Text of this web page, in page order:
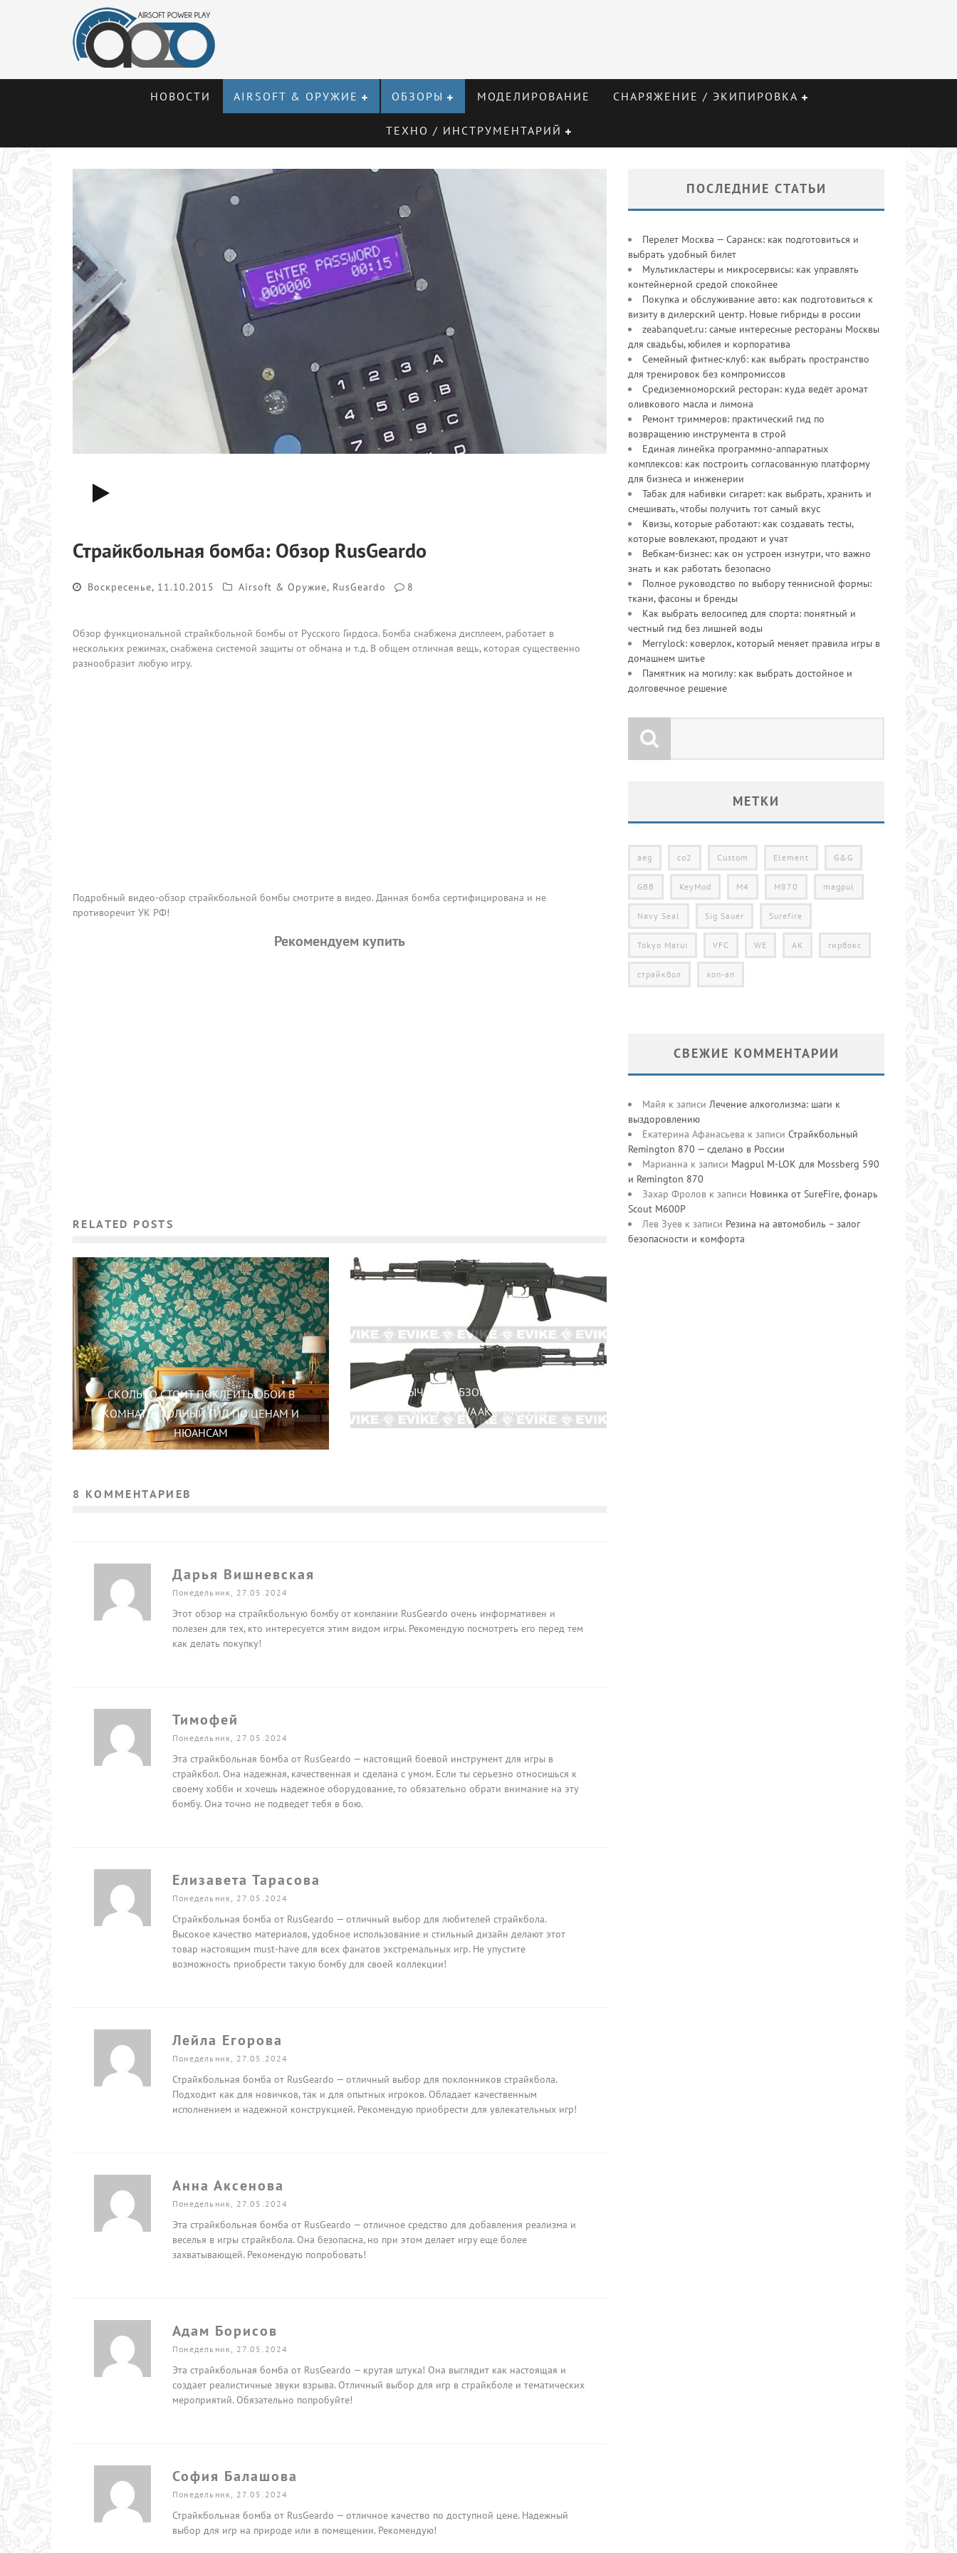
НОВОСТИ AIRSOFT & ОРУЖИЕ ОБЗОРЫ МОДЕЛИРОВАНИЕ СНАРЯЖЕНИЕ / ЭКИПИРОВКА
ТЕХНО / ИНСТРУМЕНТАРИЙ
Страйкбольная бомба: Обзор RusGeardo
Воскресенье, 11.10.2015 Airsoft & Оружие, RusGeardo 8
Обзор функциональной страйкбольной бомбы от Русского Гирдоса. Бомба снабжена дисплеем, работает в
нескольких режимах, снабжена системой защиты от обмана и т.д. В общем отличная вещь, которая существенно
разнообразит любую игру.
Подробный видео-обзор страйкбольной бомбы смотрите в видео. Данная бомба сертифицирована и не
противоречит УК РФ!
Рекомендуем купить
RELATED POSTS
СКОЛЬКО СТОИТ ПОКЛЕИТЬ ОБОИ В
КОМНАТЕ: ПОЛНЫЙ ГИД ПО ЦЕНАМ И
НЮАНСАМ
АНГЛОЯЗЫЧНЫЙ ОБЗОР НА СТРАЙКБОЛЬНЫЙ
AK-74 — KWA AKR-74M ERG
8 КОММЕНТАРИЕВ
Дарья Вишневская
Понедельник, 27.05.2024
Этот обзор на страйкбольную бомбу от компании RusGeardo очень информативен и
полезен для тех, кто интересуется этим видом игры. Рекомендую посмотреть его перед тем
как делать покупку!
Тимофей
Понедельник, 27.05.2024
Эта страйкбольная бомба от RusGeardo — настоящий боевой инструмент для игры в
страйкбол. Она надежная, качественная и сделана с умом. Если ты серьезно относишься к
своему хобби и хочешь надежное оборудование, то обязательно обрати внимание на эту
бомбу. Она точно не подведет тебя в бою.
Елизавета Тарасова
Понедельник, 27.05.2024
Страйкбольная бомба от RusGeardo — отличный выбор для любителей страйкбола.
Высокое качество материалов, удобное использование и стильный дизайн делают этот
товар настоящим must-have для всех фанатов экстремальных игр. Не упустите
возможность приобрести такую бомбу для своей коллекции!
Лейла Егорова
Понедельник, 27.05.2024
Страйкбольная бомба от RusGeardo — отличный выбор для поклонников страйкбола.
Подходит как для новичков, так и для опытных игроков. Обладает качественным
исполнением и надежной конструкцией. Рекомендую приобрести для увлекательных игр!
Анна Аксенова
Понедельник, 27.05.2024
Эта страйкбольная бомба от RusGeardo — отличное средство для добавления реализма и
веселья в игры страйкбола. Она безопасна, но при этом делает игру еще более
захватывающей. Рекомендую попробовать!
Адам Борисов
Понедельник, 27.05.2024
Эта страйкбольная бомба от RusGeardo — крутая штука! Она выглядит как настоящая и
создает реалистичные звуки взрыва. Отличный выбор для игр в страйкболе и тематических
мероприятий. Обязательно попробуйте!
София Балашова
Понедельник, 27.05.2024
Страйкбольная бомба от RusGeardo — отличное качество по доступной цене. Надежный
выбор для игр на природе или в помещении. Рекомендую!
ПОСЛЕДНИЕ СТАТЬИ
Перелет Москва — Саранск: как подготовиться и
выбрать удобный билет
Мультикластеры и микросервисы: как управлять
контейнерной средой спокойнее
Покупка и обслуживание авто: как подготовиться к
визиту в дилерский центр. Новые гибриды в россии
zeabanquet.ru: самые интересные рестораны Москвы
для свадьбы, юбилея и корпоратива
Семейный фитнес-клуб: как выбрать пространство
для тренировок без компромиссов
Средиземноморский ресторан: куда ведёт аромат
оливкового масла и лимона
Ремонт триммеров: практический гид по
возвращению инструмента в строй
Единая линейка программно-аппаратных
комплексов: как построить согласованную платформу
для бизнеса и инженерии
Табак для набивки сигарет: как выбрать, хранить и
смешивать, чтобы получить тот самый вкус
Квизы, которые работают: как создавать тесты,
которые вовлекают, продают и учат
Вебкам-бизнес: как он устроен изнутри, что важно
знать и как работать безопасно
Полное руководство по выбору теннисной формы:
ткани, фасоны и бренды
Как выбрать велосипед для спорта: понятный и
честный гид без лишней воды
Merrylock: коверлок, который меняет правила игры в
домашнем шитье
Памятник на могилу: как выбрать достойное и
долговечное решение
МЕТКИ
aeg co2 Custom Element G&G
GBB KeyMod M4 M870 magpul
Navy Seal Sig Sauer Surefire
Tokyo Marui VFC WE АК гирбокс
страйкбол хоп-ап
СВЕЖИЕ КОММЕНТАРИИ
Майя к записи Лечение алкоголизма: шаги к
выздоровлению
Екатерина Афанасьева к записи Страйкбольный
Remington 870 — сделано в России
Марианна к записи Magpul M-LOK для Mossberg 590
и Remington 870
Захар Фролов к записи Новинка от SureFire, фонарь
Scout M600P
Лев Зуев к записи Резина на автомобиль – залог
безопасности и комфорта